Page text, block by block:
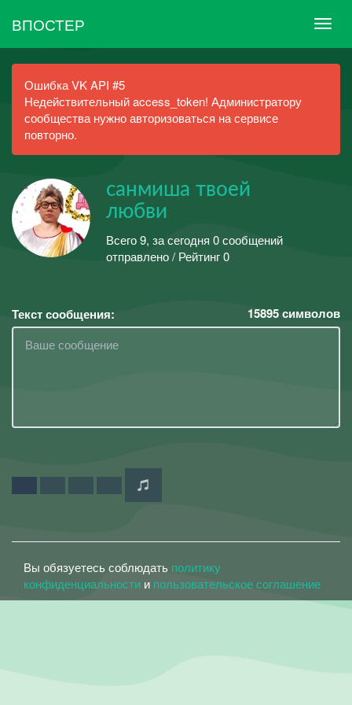
ВПОСТЕР
Ошибка VK API #5
Недействительный access_token! Администратору
сообщества нужно авторизоваться на сервисе
повторно.
санмиша твоей
любви
Всего 9, за сегодня 0 сообщений
отправлено / Рейтинг 0
Текст сообщения: 15895символов
Вы обязуетесь соблюдать политику
конфиденциальности и пользовательское соглашение